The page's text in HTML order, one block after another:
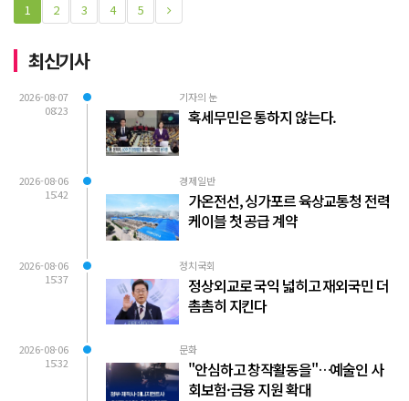
1 2 3 4 5
최신기사
2026-08-07
08:23
기자의 눈
혹세무민은 통하지 않는다.
2026-08-06
15:42
경제일반
가온전선, 싱가포르 육상교통청 전력
케이블 첫 공급 계약
2026-08-06
15:37
정치국회
정상외교로 국익 넓히고 재외국민 더
촘촘히 지킨다
2026-08-06
15:32
문화
"안심하고 창작활동을"…예술인 사
회보험·금융 지원 확대